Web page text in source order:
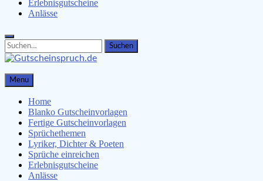
Erlebnisgutscheine
Anlässe
Search
for:
Search
Gutscheinspruch.de
Gutscheinsprüche & Gutscheinvorlagen finden
Menu
Home
Blanko Gutscheinvorlagen
Fertige Gutscheinvorlagen
Sprüchethemen
Lyriker, Dichter & Poeten
Sprüche einreichen
Erlebnisgutscheine
Anlässe